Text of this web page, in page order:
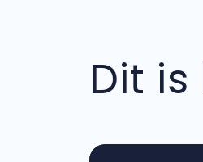
Dit is